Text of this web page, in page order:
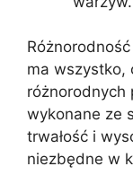
ma wszystko,
różnorodnych
wykonane ze
trwałość i
niezbędne w